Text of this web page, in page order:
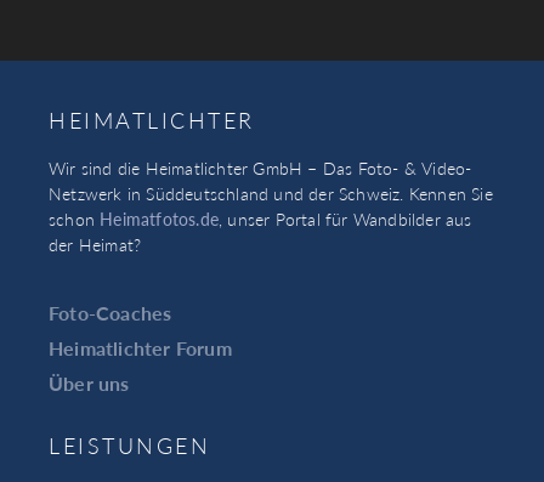
HEIMATLICHTER
Wir sind die Heimatlichter GmbH – Das Foto- & Video-
Netzwerk in Süddeutschland und der Schweiz. Kennen Sie
schon Heimatfotos.de, unser Portal für Wandbilder aus
der Heimat?
Foto-Coaches
Heimatlichter Forum
Über uns
LEISTUNGEN